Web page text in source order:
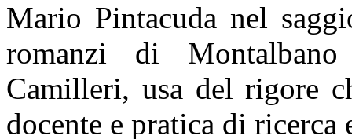
Mario Pintacuda nel
romanzi di
Camilleri, usa del rigore
docente e pratica di